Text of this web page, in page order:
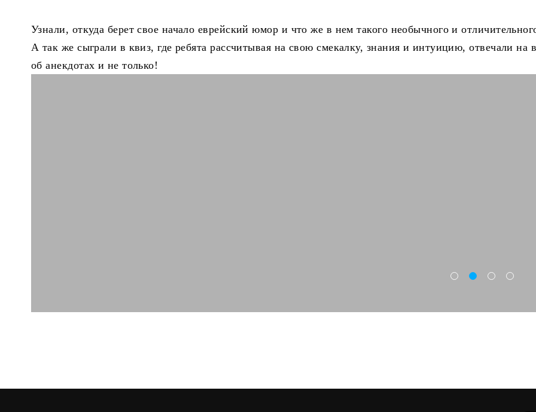
Узнали, откуда берет свое начало еврейский юмор и что же в нем такого необычного и
А так же сыграли в квиз, где ребята рассчитывая на свою смекалку, знания и интуицию, отвечали на
об анекдотах и не только!